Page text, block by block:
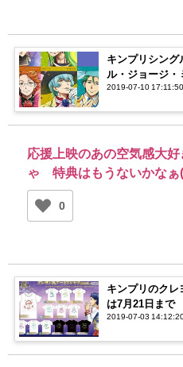
キンプリシング
ル・ジョージ・
2019-07-10 17:11:50
応援上映のあの空気感大
ゃ 特典はもうないかな
0
キンプリのクレ
は7月21日まで
2019-07-03